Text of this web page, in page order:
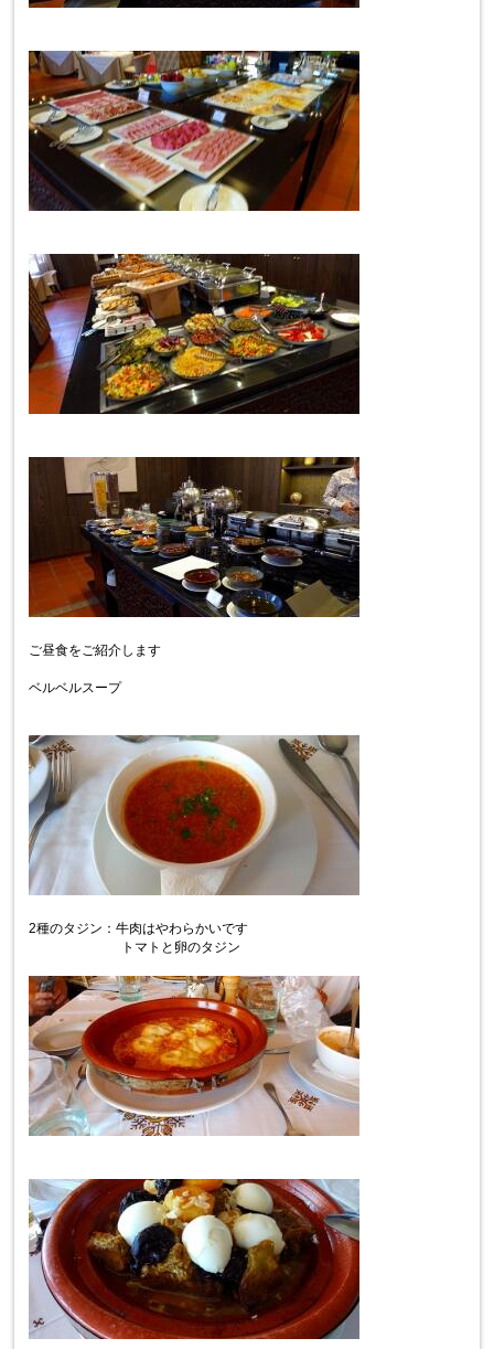
ご昼食をご紹介します
ベルベルスープ
2種のタジン：牛肉はやわらかいです
トマトと卵のタジン